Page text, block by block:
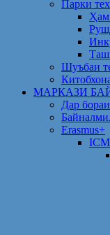
Парки
Шуъбаи
МАРКАЗИ
Дар
Erasmus+
ICM